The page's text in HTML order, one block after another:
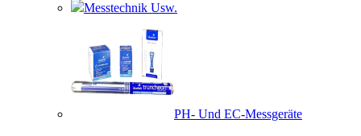
Messtechnik Usw.
PH- Und EC-Messgeräte